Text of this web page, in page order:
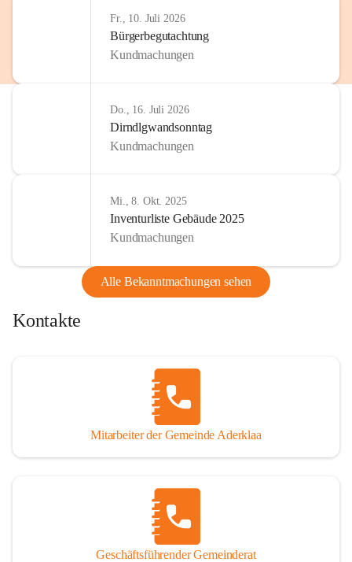
Fr., 10. Juli 2026
Bürgerbegutachtung
Kundmachungen
Do., 16. Juli 2026
Dirndlgwandsonntag
Kundmachungen
Mi., 8. Okt. 2025
Inventurliste Gebäude 2025
Kundmachungen
Alle Bekanntmachungen sehen
Kontakte
Mitarbeiter der Gemeinde Aderklaa
Geschäftsführender Gemeinderat